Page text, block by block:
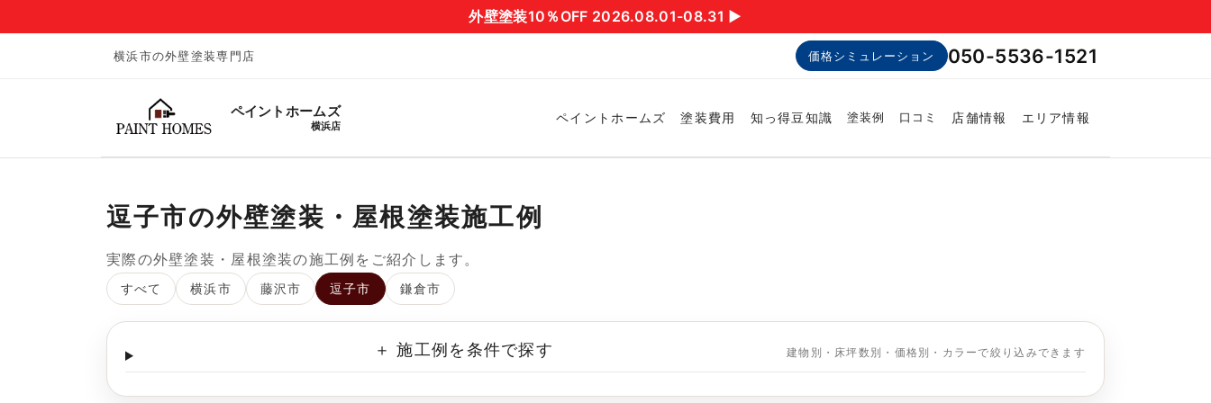
外壁塗装10％OFF 2026.08.01-08.31 ▶︎
横浜市の外壁塗装専門店 価格シミュレーション 050-5536-1521
ペイントホームズ
横浜店
ペイントホームズ 塗装費用 知っ得豆知識 塗装例 口コミ 店舗情報 エリア情報
逗子市の外壁塗装・屋根塗装施工例
実際の外壁塗装・屋根塗装の施工例をご紹介します。
すべて 横浜市 藤沢市 逗子市 鎌倉市
＋ 施工例を条件で探す 建物別・床坪数別・価格別・カラーで絞り込みできます